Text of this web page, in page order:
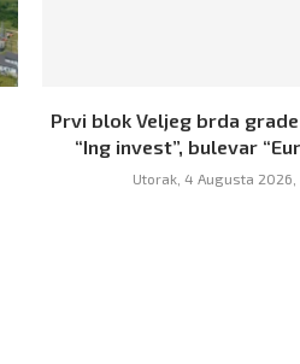
Prvi blok Veljeg brda grade
“Ing invest”, bulevar
Utorak, 4 Augusta 2026,